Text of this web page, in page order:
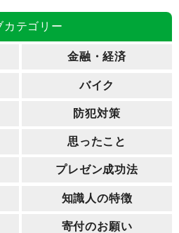
カテゴリー
金融・経済
バイク
防犯対策
思ったこと
プレゼン成功法
知識人の特徴
寄付のお願い